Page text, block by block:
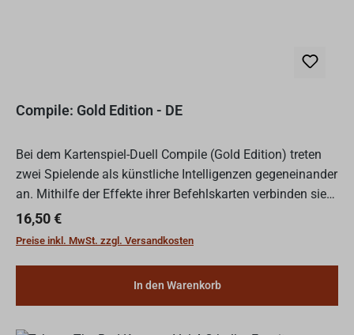
Compile: Gold Edition - DE
Bei dem Kartenspiel-Duell Compile (Gold Edition) treten
zwei Spielende als künstliche Intelligenzen gegeneinander
an. Mithilfe der Effekte ihrer Befehlskarten verbinden sie
drei Protokolle zu einem cleveren Algorithmu...
Regulärer Preis:
16,50 €
Preise inkl. MwSt. zzgl. Versandkosten
In den Warenkorb